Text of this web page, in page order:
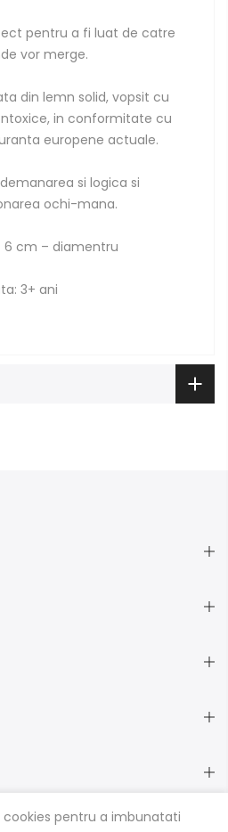
pentru a fi luat de catre
vor merge.
din lemn solid, vopsit cu
in conformitate cu
europene actuale.
si logica si
ochi-mana.
6 cm – diamentru
3+ ani
pentru a imbunatati